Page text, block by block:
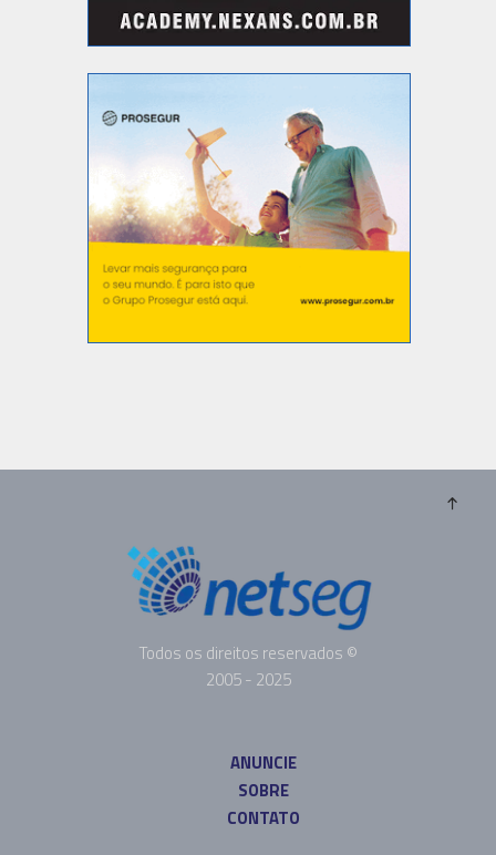
Todos os direitos reservados ©
2005 - 2025
ANUNCIE
SOBRE
CONTATO